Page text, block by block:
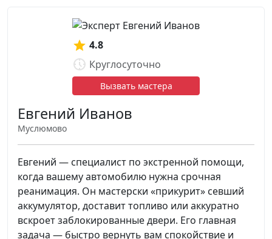
4.8
Круглосуточно
Вызвать мастера
Евгений Иванов
Муслюмово
Евгений — специалист по экстренной помощи,
когда вашему автомобилю нужна срочная
реанимация. Он мастерски «прикурит» севший
аккумулятор, доставит топливо или аккуратно
вскроет заблокированные двери. Его главная
задача — быстро вернуть вам спокойствие и